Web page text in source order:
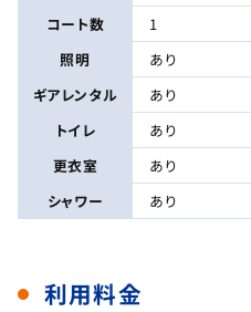
コート数
1
照明
あり
ギアレンタル
あり
トイレ
あり
更衣室
あり
シャワー
あり
利用料金